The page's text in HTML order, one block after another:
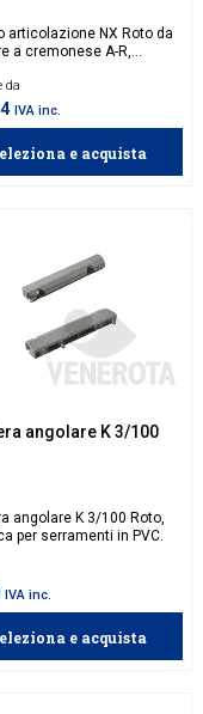
articolazione NX Roto da
a cremonese A-R,
da
IVA inc.
e acquista
angolare K 3/100
angolare K 3/100 Roto,
per serramenti in PVC.
IVA inc.
e acquista